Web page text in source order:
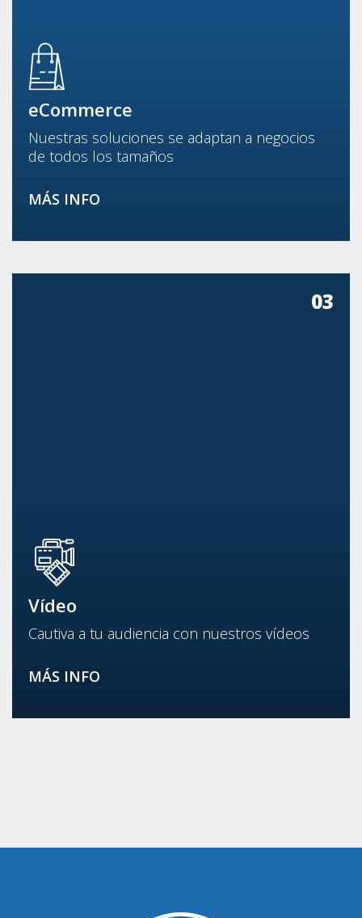
eCommerce
Nuestras soluciones se adaptan a negocios
de todos los tamaños
MÁS INFO
03
Vídeo
Cautiva a tu audiencia con nuestros vídeos
MÁS INFO